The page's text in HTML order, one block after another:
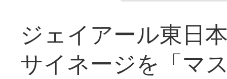
ジェイアール東日
サイネージを「マ